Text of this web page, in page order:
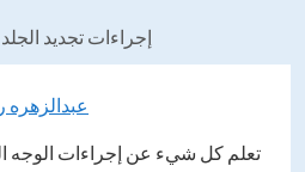
إجراءات تجديد الجلد
عبدالزهره
تعلم كل شيء عن إجراءات الوجه